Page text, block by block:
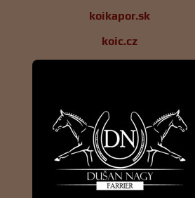
koikapor.sk
koic.cz